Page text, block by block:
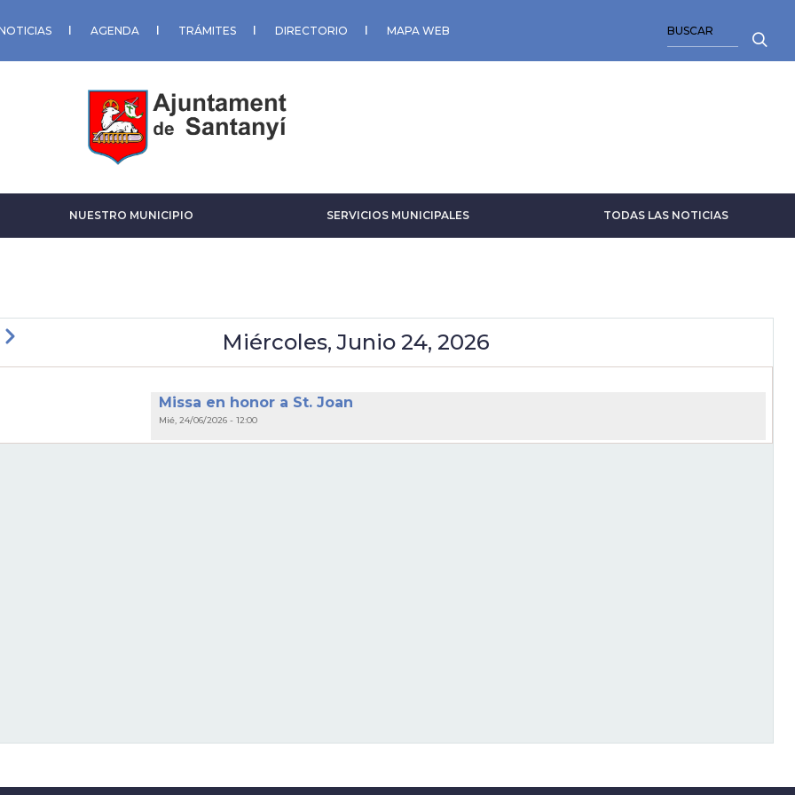
AGENDA TRÁMITES DIRECTORIO MAPA WEB
NUESTRO MUNICIPIO SERVICIOS MUNICIPALES TODAS LAS NOTICIAS
Miércoles, Junio 24, 2026
Siguiente
Missa en honor a St. Joan
Mié, 24/06/2026 - 12:00